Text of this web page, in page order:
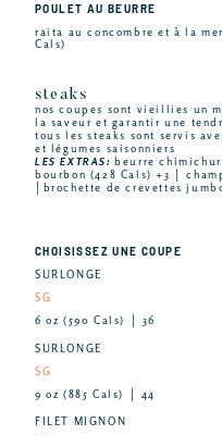
POULET AU BEURRE
raita au concombre et à la
Cals)
steaks
nos coupes sont vieillies un
la saveur et garantir une
tous les steaks sont servis
et légumes saisonniers
LES EXTRAS:beurre
bourbon (428 Cals) +3 │
│brochette de crevettes
CHOISISSEZ UNE COUPE
SURLONGE
SG
6 oz (590 Cals) │ 36
SURLONGE
SG
9 oz (885 Cals) │ 44
FILET MIGNON